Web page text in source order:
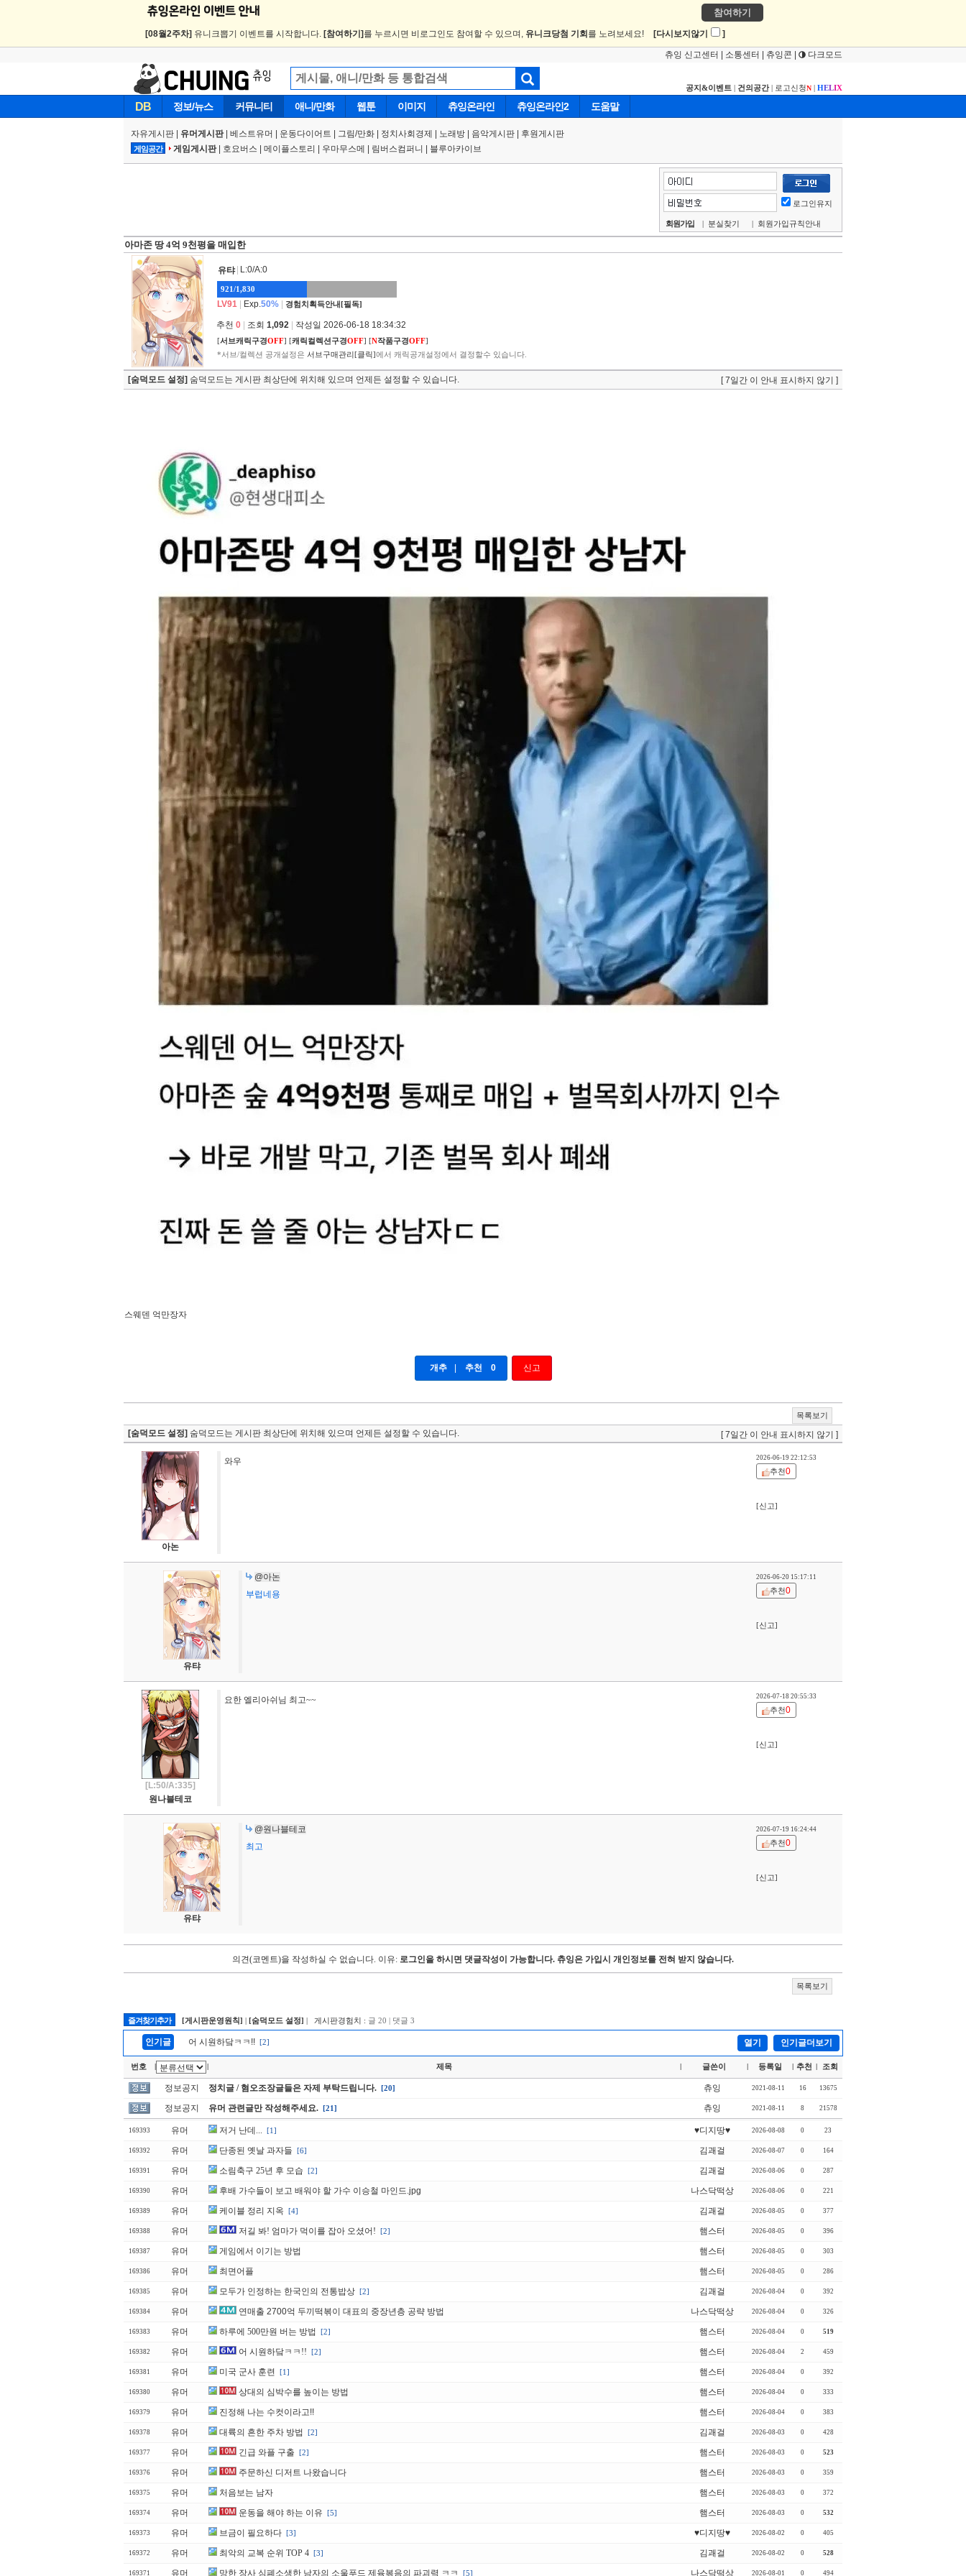
참여하기
[08월2주차] 유니크뽑기 이벤트를 시작합니다. [참여하기] 를 누르시면 비로그인도 참여할 수 있으며, 유니크당첨 기회 를 노려보세요! [다시보지않기 ]
츄잉 신고센터 소통센터 츄잉콘 다크모드
공지&이벤트 | 건의공간| 로고신청N | HELIX
DB 정보/뉴스 커뮤니티 애니/만화 웹툰 이미지 츄잉온라인 츄잉온라인2 도움말
자유게시판 유머게시판| 베스트유머 운동다이어트 | 그림/만화 정치사회경제 노래방 음악게시판 후원게시판
게임공간 게임게시판| 호요버스 메이플스토리 우마무스메 림버스컴퍼니 블루아카이브
로그인유지
회원가입 | 분실찾기 | 회원가입규칙안내
아마존 땅 4억 9천평을 매입한
유탸 L:0/A:0
921/1,830
LV91 Exp.50% 경험치획득안내[필독]
추천 0 조회 1,092 작성일 2026-06-18 18:34:32
[서브캐릭구경OFF] [캐릭컬렉션구경OFF] [N작품구경OFF]
*서브/컬렉션 공개설정은 서브구매관리[클릭]에서 캐릭공개설정에서 결정할수 있습니다.
[숨덕모드 설정] 숨덕모드는 게시판 최상단에 위치해 있으며 언제든 설정할 수 있습니다. [ 7일간 이 안내 표시하지 않기 ]
스웨덴 억만장자
개추 추천 0 신고
목록보기
[숨덕모드 설정] 숨덕모드는 게시판 최상단에 위치해 있으며 언제든 설정할 수 있습니다. [ 7일간 이 안내 표시하지 않기 ]
아논
와우 2026-06-19 22:12:53
추천0
[신고]
유탸
@아논
부럽네용
2026-06-20 15:17:11
추천0
[신고]
[L:50/A:335]
원나블테코
요한 엘리아쉬님 최고~~ 2026-07-18 20:55:33
추천0
[신고]
유탸
@원나블테코
최고
2026-07-19 16:24:44
추천0
[신고]
의견(코멘트)을 작성하실 수 없습니다. 이유: 로그인을 하시면 댓글작성이 가능합니다. 츄잉은 가입시 개인정보를 전혀 받지 않습니다.
목록보기
즐겨찾기추가 [게시판운영원칙] | [숨덕모드 설정] | 게시판경험치 : 글 20 | 댓글 3
인기글 어 시원하닼ㅋㅋ!! [2] 열기 인기글더보기
번호 제목 글쓴이 등록일 추천 조회
정보공지 정치글 / 혐오조장글들은 자제 부탁드립니다. [20] 츄잉 2021-08-11 16 13675
정보공지 유머 관련글만 작성해주세요. [21] 츄잉 2021-08-11 8 21578
169393 유머 저거 난데... [1] ♥디지땅♥ 2026-08-08 0 23
169392 유머 단종된 옛날 과자들 [6] 김괘걸 2026-08-07 0 164
169391 유머 소림축구 25년 후 모습 [2] 김괘걸 2026-08-06 0 287
169390 유머 후배 가수들이 보고 배워야 할 가수 이승철 마인드.jpg 나스닥떡상 2026-08-06 0 221
169389 유머 케이블 정리 지옥 [4] 김괘걸 2026-08-05 0 377
169388 유머 저길 봐! 엄마가 먹이를 잡아 오셨어! [2] 햄스터 2026-08-05 0 396
169387 유머 게임에서 이기는 방법 햄스터 2026-08-05 0 303
169386 유머 최면어플 햄스터 2026-08-05 0 286
169385 유머 모두가 인정하는 한국인의 전통밥상 [2] 김괘걸 2026-08-04 0 392
169384 유머 연매출 2700억 두끼떡볶이 대표의 중장년층 공략 방법 나스닥떡상 2026-08-04 0 326
169383 유머 하루에 500만원 버는 방법 [2] 햄스터 2026-08-04 0 519
169382 유머 어 시원하닼ㅋㅋ!! [2] 햄스터 2026-08-04 2 459
169381 유머 미국 군사 훈련 [1] 햄스터 2026-08-04 0 392
169380 유머 상대의 심박수를 높이는 방법 햄스터 2026-08-04 0 333
169379 유머 진정해 나는 수컷이라고!! 햄스터 2026-08-04 0 383
169378 유머 대륙의 흔한 주차 방법 [2] 김괘걸 2026-08-03 0 428
169377 유머 긴급 와플 구출 [2] 햄스터 2026-08-03 0 523
169376 유머 주문하신 디저트 나왔습니다 햄스터 2026-08-03 0 359
169375 유머 처음보는 남자 햄스터 2026-08-03 0 372
169374 유머 운동을 해야 하는 이유 [5] 햄스터 2026-08-03 0 532
169373 유머 브금이 필요하다 [3] ♥디지땅♥ 2026-08-02 0 405
169372 유머 최악의 교복 순위 TOP 4 [3] 김괘걸 2026-08-02 0 528
169371 유머 망한 장사 심폐소생한 남자의 소울푸드 제육볶음의 파괴력 ㅋㅋ [5] 나스닥떡상 2026-08-01 0 494